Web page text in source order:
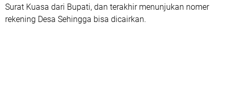
Surat Kuasa dari Bupati, dan terakhir menunjukan nomer
rekening Desa Sehingga bisa dicairkan.